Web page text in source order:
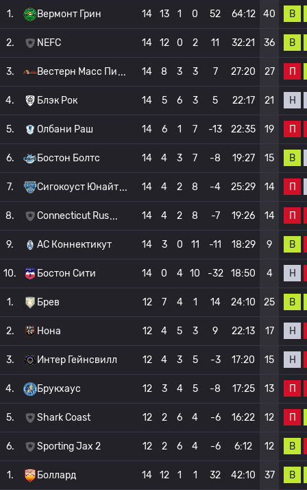
1. Вермонт Грин 14 13 1 0 52 64:12 40 В
2. NEFC 14 12 0 2 11 32:21 36 В
3. Вестерн Масс Пи 14 8 3 3 7 27:20 27 П
4. Блэк Рок 14 5 6 3 5 22:17 21 Н
5. Олбани Раш 14 6 1 7 -13 22:35 19 П
6. Бостон Болтс 14 4 3 7 -8 19:27 15 В
7. Сигокоуст Юнайт 14 4 2 8 -4 25:29 14 П
8. Connecticut Rus 14 4 2 8 -7 19:26 14 П
9. АС Коннектикут 14 3 0 11 -11 18:29 9 В
10. Бостон Сити 14 0 4 10 -32 18:50 4 Н
1. Брев 12 7 4 1 14 24:10 25 В
2. Нона 12 4 5 3 9 22:13 17 Н
3. Интер Гейнсвилл 12 4 3 5 -3 17:20 15 Н
4. Брукхаус 12 3 4 5 -8 17:25 13 П
5. Shark Coast 12 2 6 4 -6 16:22 12 П
6. Sporting Jax 2 12 2 6 4 -6 6:12 12 В
1. Боллард 14 12 1 1 32 42:10 37 В